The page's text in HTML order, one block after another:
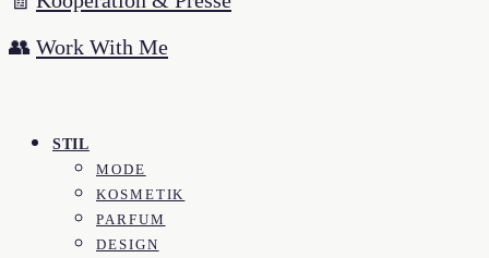
👥 Work With Me
STIL
MODE
KOSMETIK
PARFUM
DESIGN